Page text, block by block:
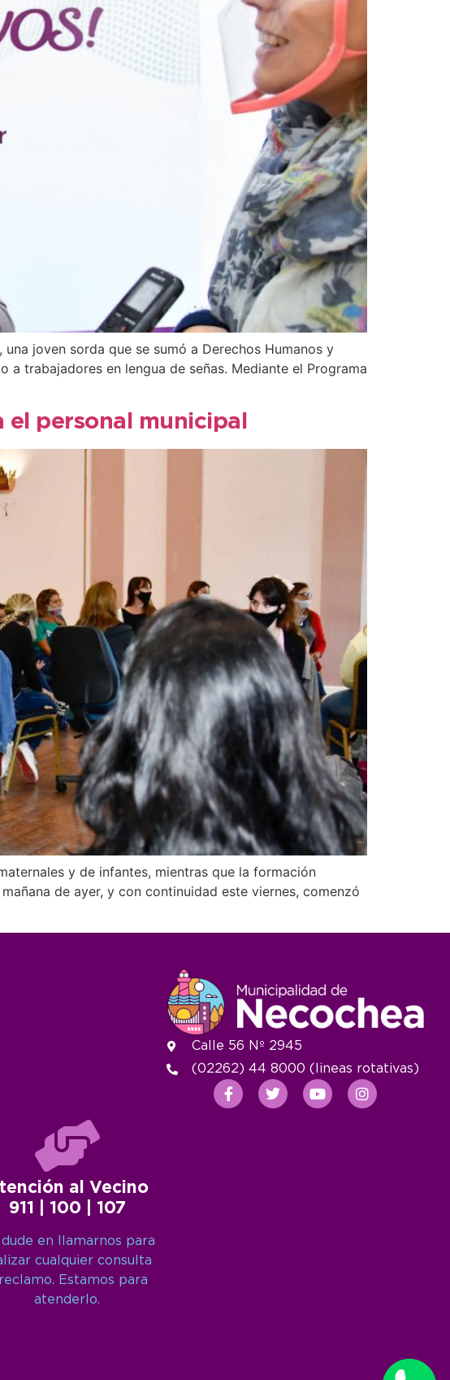
joven sorda que se sumó a Derechos Humanos y
a trabajadores en lengua de señas. Mediante el Programa
personal municipal
y de infantes, mientras que la formación
de ayer, y con continuidad este viernes, comenzó
al Vecino
911 | 100 | 107
dude en llamarnos para
cualquier consulta
Estamos para
atenderlo.
Calle 56 Nº 2945
(02262) 44 8000 (lineas rotativas)